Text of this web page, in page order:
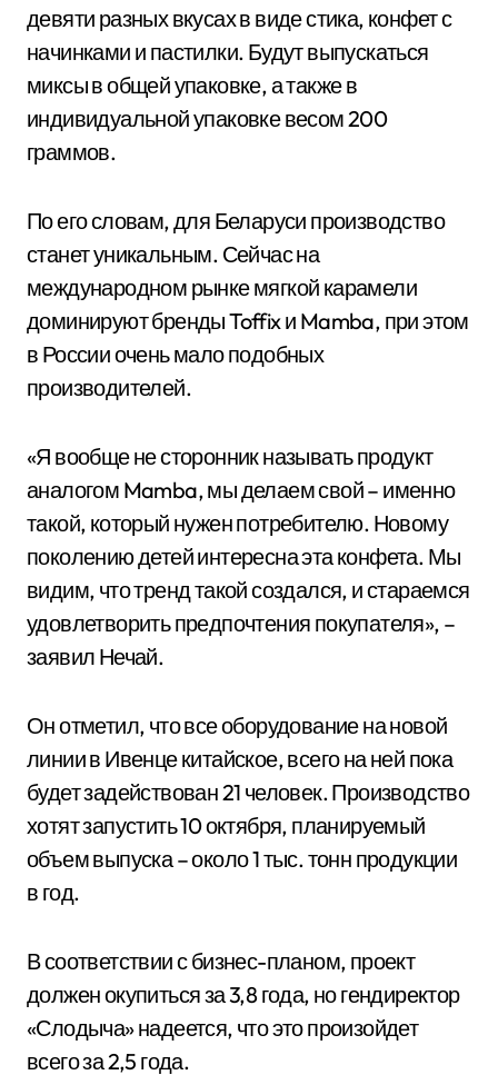
девяти разных вкусах в виде стика, конфет с
начинками и пастилки. Будут выпускаться
миксы в общей упаковке, а также в
индивидуальной упаковке весом 200
граммов.
По его словам, для Беларуси производство
станет уникальным. Сейчас на
международном рынке мягкой карамели
доминируют бренды Toffix и Mamba, при этом
в России очень мало подобных
производителей.
«Я вообще не сторонник называть продукт
аналогом Mamba, мы делаем свой – именно
такой, который нужен потребителю. Новому
поколению детей интересна эта конфета. Мы
видим, что тренд такой создался, и стараемся
удовлетворить предпочтения покупателя», –
заявил Нечай.
Он отметил, что все оборудование на новой
линии в Ивенце китайское, всего на ней пока
будет задействован 21 человек. Производство
хотят запустить 10 октября, планируемый
объем выпуска – около 1 тыс. тонн продукции
в год.
В соответствии с бизнес-планом, проект
должен окупиться за 3,8 года, но гендиректор
«Слодыча» надеется, что это произойдет
всего за 2,5 года.